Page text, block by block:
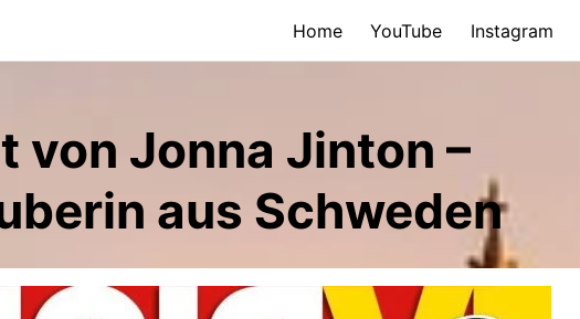
Home YouTube Instagram
von Jonna Jinton –
aus Schweden